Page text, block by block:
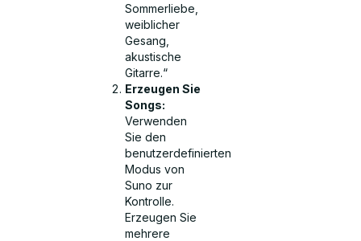
Sommerliebe,
weiblicher
Gesang,
akustische
Gitarre.“
Erzeugen Sie
Songs:
Verwenden
Sie den
benutzerdefinierten
Modus von
Suno zur
Kontrolle.
Erzeugen Sie
mehrere